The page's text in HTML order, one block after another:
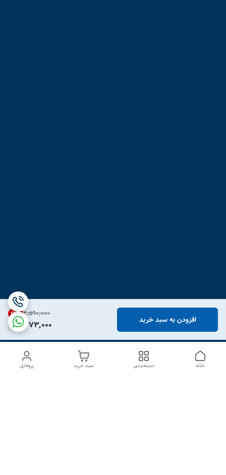
۲٬۵۹۰٬۰۰۰ 31%
1,773,000 افزودن به سبد خرید
پروفایل سبد خرید دسته‌بندی خانه